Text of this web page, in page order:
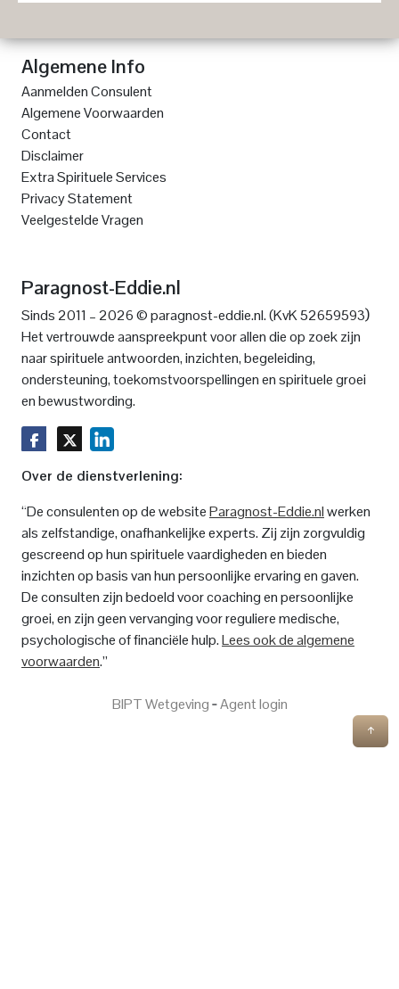
Algemene Info
Aanmelden Consulent
Algemene Voorwaarden
Contact
Disclaimer
Extra Spirituele Services
Privacy Statement
Veelgestelde Vragen
Paragnost-Eddie.nl
Sinds 2011 – 2026 © paragnost-eddie.nl. (KvK 52659593)
Het vertrouwde aanspreekpunt voor allen die op zoek zijn
naar spirituele antwoorden, inzichten, begeleiding,
ondersteuning, toekomstvoorspellingen en spirituele groei
en bewustwording.
Over de dienstverlening:
“De consulenten op de websiteParagnost-Eddie.nlwerken
als zelfstandige, onafhankelijke experts. Zij zijn zorgvuldig
gescreend op hun spirituele vaardigheden en bieden
inzichten op basis van hun persoonlijke ervaring en gaven.
De consulten zijn bedoeld voor coaching en persoonlijke
groei, en zijn geen vervanging voor reguliere medische,
psychologische of financiële hulp.Lees ook de algemene
voorwaarden.”
BIPT Wetgeving‐Agent login